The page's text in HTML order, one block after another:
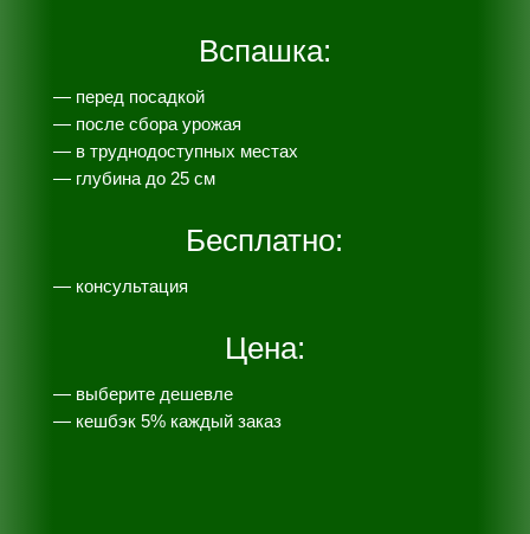
Вспашка:
— перед посадкой
— после сбора урожая
— в труднодоступных местах
— глубина до 25 см
Бесплатно:
— консультация
Цена:
— выберите дешевле
— кешбэк 5% каждый заказ